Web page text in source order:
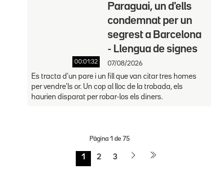
00:01:32
Paraguai, un d'ells
condemnat per un
segrest a Barcelona
- Llengua de signes
07/08/2026
Es tracta d'un pare i un fill que van citar tres homes
per vendre'ls or. Un cop al lloc de la trobada, els
haurien disparat per robar-los els diners.
Pàgina 1 de 75
1 2 3